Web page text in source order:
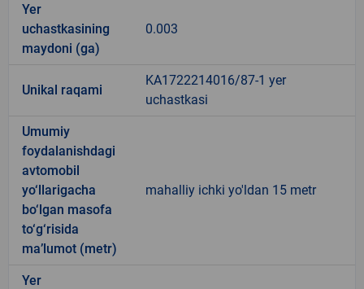
Yer
uchastkasining
maydoni (ga)
0.003
Unikal raqami
KA1722214016/87-1 yer
uchastkasi
Umumiy
foydalanishdagi
avtomobil
yo‘llarigacha
bo‘lgan masofa
to‘g‘risida
ma’lumot (metr)
mahalliy ichki yo'ldan 15 metr
Yer